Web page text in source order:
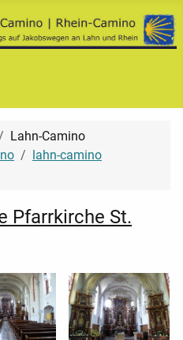
Lahn-Camino
lahn-camino
Pfarrkirche St.